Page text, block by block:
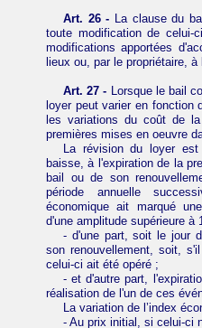
Art. 26 - La clause du
toute modification de celui-
modifications apportées
lieux ou, par le propriétaire,
Art. 27 - Lorsque le bail
loyer peut varier en fonction
les variations du coût de
premières mises en oeuvre
La révision du loyer
baisse, à l'expiration de la
bail ou de son
période annuelle
économique ait marqué
d'une amplitude supérieure à
- d'une part, soit le jour
son renouvellement, soit,
celui-ci ait été opéré ;
- et d'autre part,
réalisation de l'un de ces
La variation de l’index
- Au prix initial, si celui-ci